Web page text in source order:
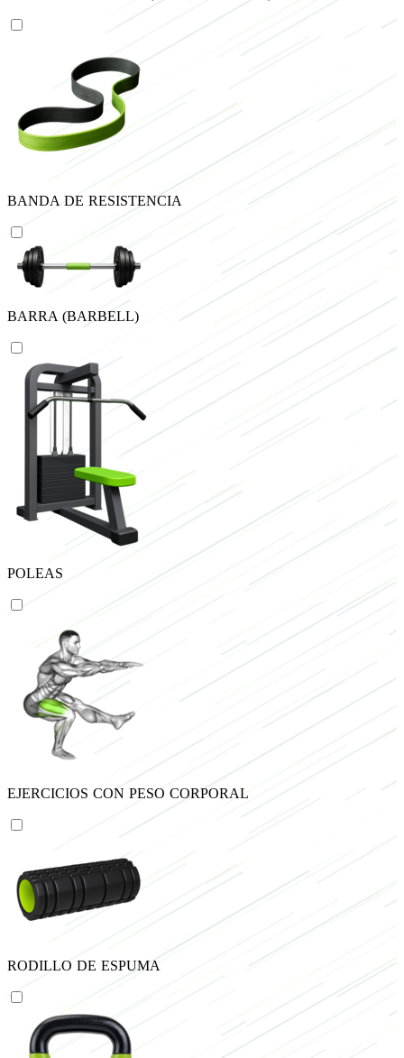
BANDA DE RESISTENCIA
BARRA (BARBELL)
POLEAS
EJERCICIOS CON PESO CORPORAL
RODILLO DE ESPUMA